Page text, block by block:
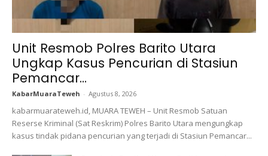
Unit Resmob Polres Barito Utara
Ungkap Kasus Pencurian di Stasiun
Pemancar...
KabarMuaraTeweh - Agustus 8, 2026
kabarmuarateweh.id, MUARA TEWEH – Unit Resmob Satuan
Reserse Kriminal (Sat Reskrim) Polres Barito Utara mengungkap
kasus tindak pidana pencurian yang terjadi di Stasiun Pemancar...